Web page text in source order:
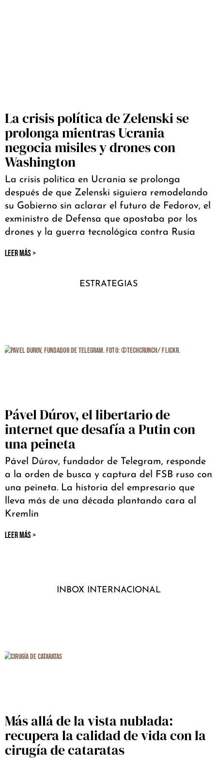
La crisis política de Zelenski se
prolonga mientras Ucrania
negocia misiles y drones con
Washington
La crisis política en Ucrania se prolonga
después de que Zelenski siguiera remodelando
su Gobierno sin aclarar el futuro de Fedorov, el
exministro de Defensa que apostaba por los
drones y la guerra tecnológica contra Rusia
LEER MÁS >
ESTRATEGIAS
Pável Dúrov, el libertario de
internet que desafía a Putin con
una peineta
Pável Dúrov, fundador de Telegram, responde
a la orden de busca y captura del FSB ruso con
una peineta. La historia del empresario que
lleva más de una década plantando cara al
Kremlin
LEER MÁS >
INBOX INTERNACIONAL
Más allá de la vista nublada:
recupera la calidad de vida con la
cirugía de cataratas